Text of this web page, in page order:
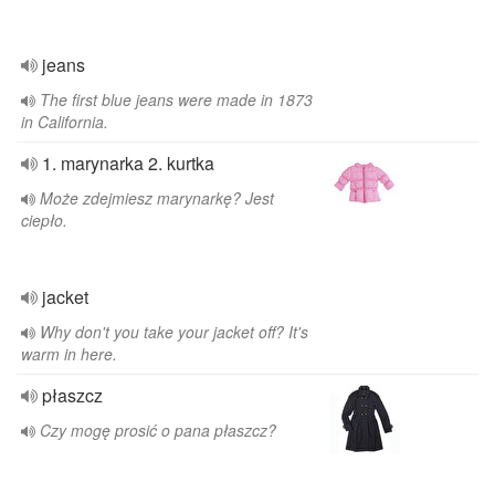
jeans
The first blue jeans were made in 1873
in California.
1. marynarka 2. kurtka
Może zdejmiesz marynarkę? Jest
ciepło.
jacket
Why don't you take your jacket off? It's
warm in here.
płaszcz
Czy mogę prosić o pana płaszcz?